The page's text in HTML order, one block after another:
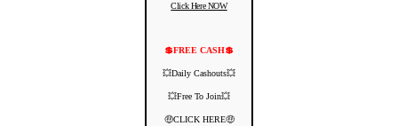
Click Here NOW
💲FREE CASH💲
💥Daily Cashouts💥
💥Free To Join💥
🤑CLICK HERE🤑